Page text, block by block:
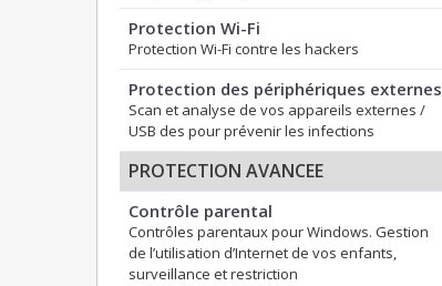
Protection Wi-Fi
Protection Wi-Fi contre les hackers
Protection des périphériques externes
Scan et analyse de vos appareils externes /
USB des pour prévenir les infections
PROTECTION AVANCEE
Contrôle parental
Contrôles parentaux pour Windows. Gestion
de l’utilisation d’Internet de vos enfants,
surveillance et restriction